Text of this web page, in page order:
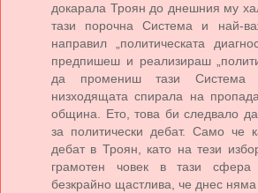
докарала Троян до днешния му
тази порочна Система и най-
направил „политическата
предпишеш и реализираш
да промениш тази
низходящата спирала на
община. Ето, това би следвало
за политически дебат. Само че
дебат в Троян, като на тези
грамотен човек в тази
безкрайно щастлива, че днес